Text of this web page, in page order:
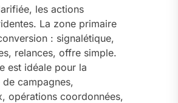
les actions
La zone primaire
: signalétique,
relances, offre simple.
est idéale pour la
campagnes,
opérations coordonnées,